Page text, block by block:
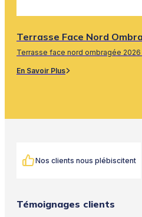
Terrasse Face Nord
Terrasse face nord ombragée
En Savoir Plus
Nos clients nous plébiscitent
Témoignages clients